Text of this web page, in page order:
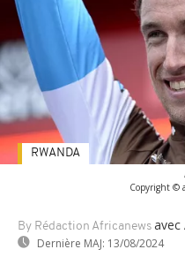
Copyright ©
By Rédaction Africanews avec
Dernière MAJ: 13/08/2024
RWANDA